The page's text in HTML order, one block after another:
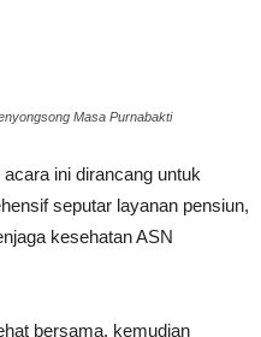
Masa Purnabakti
ini dirancang untuk
seputar layanan pensiun,
kesehatan ASN
bersama, kemudian